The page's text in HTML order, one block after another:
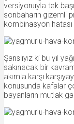
versiyonuyla tek
sonbaharın gizemli
kombinasyon hatası
Şanslıyız ki bu yıl
sakınacak bir
akımla karşı
konusunda kafalar
bayanların mutlak